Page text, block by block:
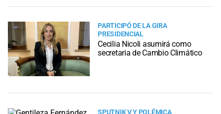
PARTICIPÓ DE LA GIRA
PRESIDENCIAL
Cecilia Nicoli asumirá como
secretaria de Cambio Climático
SPUTNIK V Y POLÉMICA